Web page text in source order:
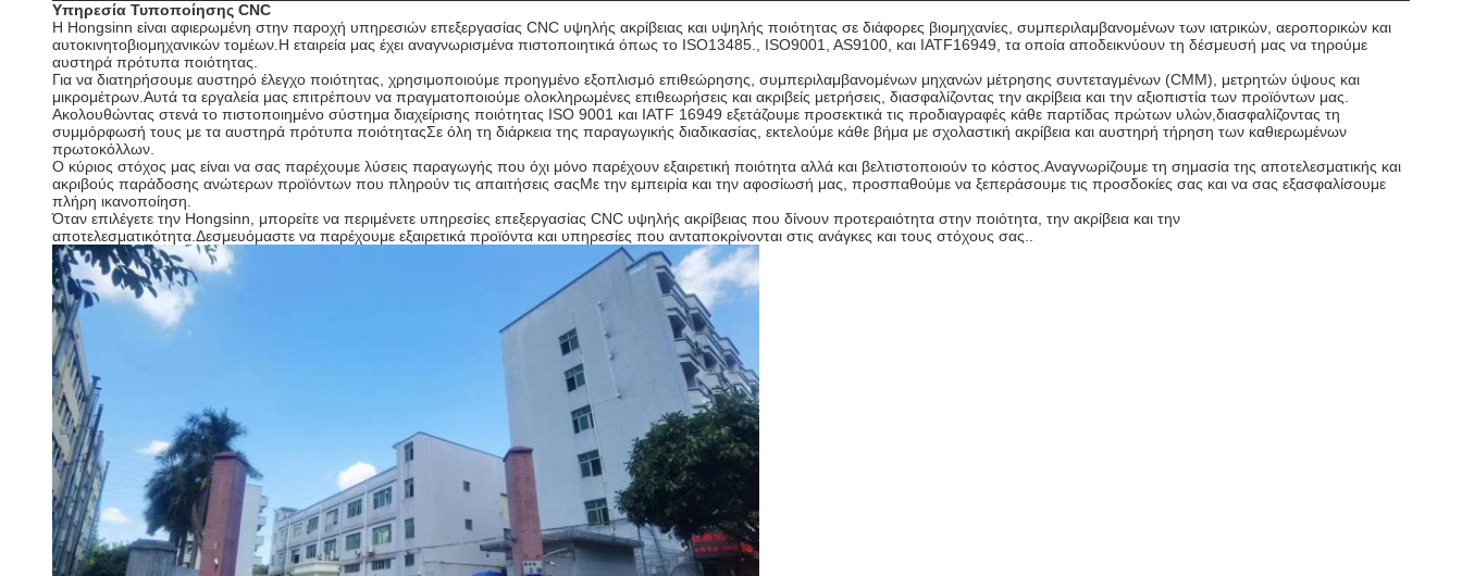
Υπηρεσία Τυποποίησης CNC
Η Hongsinn είναι αφιερωμένη στην παροχή υπηρεσιών επεξεργασίας CNC υψηλής ακρίβειας και υψηλής ποιότητας σε διάφορες βιομηχανίες, συμπεριλαμβανομένων των ιατρικών, αεροπορικών και
αυτοκινητοβιομηχανικών τομέων.Η εταιρεία μας έχει αναγνωρισμένα πιστοποιητικά όπως το ISO13485., ISO9001, AS9100, και IATF16949, τα οποία αποδεικνύουν τη δέσμευσή μας να τηρούμε
αυστηρά πρότυπα ποιότητας.
Για να διατηρήσουμε αυστηρό έλεγχο ποιότητας, χρησιμοποιούμε προηγμένο εξοπλισμό επιθεώρησης, συμπεριλαμβανομένων μηχανών μέτρησης συντεταγμένων (CMM), μετρητών ύψους και
μικρομέτρων.Αυτά τα εργαλεία μας επιτρέπουν να πραγματοποιούμε ολοκληρωμένες επιθεωρήσεις και ακριβείς μετρήσεις, διασφαλίζοντας την ακρίβεια και την αξιοπιστία των προϊόντων μας.
Ακολουθώντας στενά το πιστοποιημένο σύστημα διαχείρισης ποιότητας ISO 9001 και IATF 16949 εξετάζουμε προσεκτικά τις προδιαγραφές κάθε παρτίδας πρώτων υλών,διασφαλίζοντας τη
συμμόρφωσή τους με τα αυστηρά πρότυπα ποιότηταςΣε όλη τη διάρκεια της παραγωγικής διαδικασίας, εκτελούμε κάθε βήμα με σχολαστική ακρίβεια και αυστηρή τήρηση των καθιερωμένων
πρωτοκόλλων.
Ο κύριος στόχος μας είναι να σας παρέχουμε λύσεις παραγωγής που όχι μόνο παρέχουν εξαιρετική ποιότητα αλλά και βελτιστοποιούν το κόστος.Αναγνωρίζουμε τη σημασία της αποτελεσματικής και
ακριβούς παράδοσης ανώτερων προϊόντων που πληρούν τις απαιτήσεις σαςΜε την εμπειρία και την αφοσίωσή μας, προσπαθούμε να ξεπεράσουμε τις προσδοκίες σας και να σας εξασφαλίσουμε
πλήρη ικανοποίηση.
Όταν επιλέγετε την Hongsinn, μπορείτε να περιμένετε υπηρεσίες επεξεργασίας CNC υψηλής ακρίβειας που δίνουν προτεραιότητα στην ποιότητα, την ακρίβεια και την
αποτελεσματικότητα.Δεσμευόμαστε να παρέχουμε εξαιρετικά προϊόντα και υπηρεσίες που ανταποκρίνονται στις ανάγκες και τους στόχους σας..